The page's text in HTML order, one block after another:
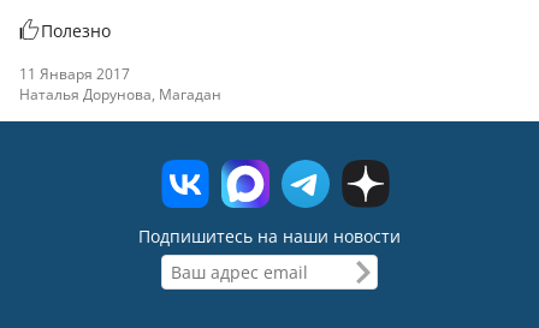
Полезно
11 Января 2017
Наталья Дорунова, Магадан
Подпишитесь на наши новости